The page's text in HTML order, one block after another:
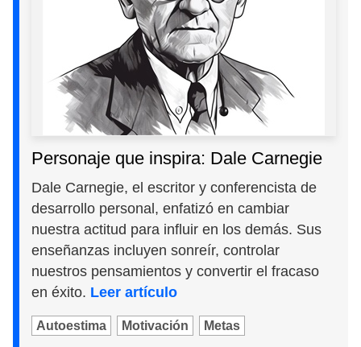
Personaje que inspira: Dale Carnegie
Dale Carnegie, el escritor y conferencista de
desarrollo personal, enfatizó en cambiar
nuestra actitud para influir en los demás. Sus
enseñanzas incluyen sonreír, controlar
nuestros pensamientos y convertir el fracaso
en éxito. Leer artículo
Autoestima Motivación Metas